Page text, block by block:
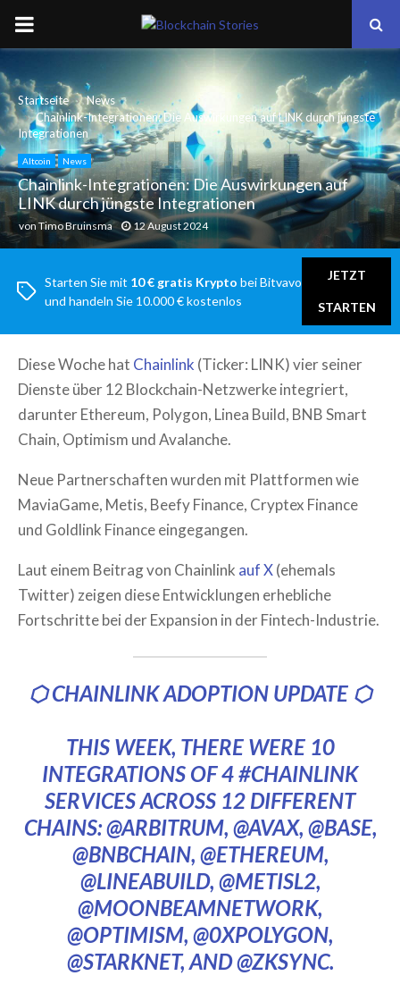
PRIMARY
MENU
Startseite
News
Chainlink-Integrationen: Die Auswirkungen auf LINK durch jüngste
Integrationen
Altcoin News
Chainlink-Integrationen: Die Auswirkungen auf
LINK durch jüngste Integrationen
von Timo Bruinsma 12 August 2024
Starten Sie mit 10 € gratis Krypto bei Bitvavo
und handeln Sie 10.000 € kostenlos
JETZT
STARTEN
Diese Woche hat Chainlink (Ticker: LINK) vier seiner
Dienste über 12 Blockchain-Netzwerke integriert,
darunter Ethereum, Polygon, Linea Build, BNB Smart
Chain, Optimism und Avalanche.
Neue Partnerschaften wurden mit Plattformen wie
MaviaGame, Metis, Beefy Finance, Cryptex Finance
und Goldlink Finance eingegangen.
Laut einem Beitrag von Chainlink auf X(ehemals
Twitter) zeigen diese Entwicklungen erhebliche
Fortschritte bei der Expansion in der Fintech-Industrie.
⬡ CHAINLINK ADOPTION UPDATE ⬡
THIS WEEK, THERE WERE 10
INTEGRATIONS OF 4#CHAINLINK
SERVICES ACROSS 12 DIFFERENT
CHAINS:@ARBITRUM, @AVAX, @BASE,
@BNBCHAIN, @ETHEREUM,
@LINEABUILD, @METISL2,
@MOONBEAMNETWORK,
@OPTIMISM, @0XPOLYGON,
@STARKNET, AND@ZKSYNC.